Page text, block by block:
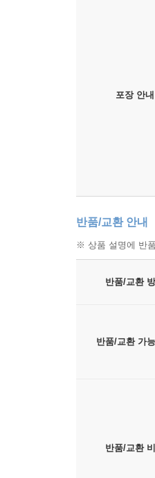
포장 안내
반품/교환 안내
※ 상품 설명에 반
반품/교환
반품/교환 가
반품/교환